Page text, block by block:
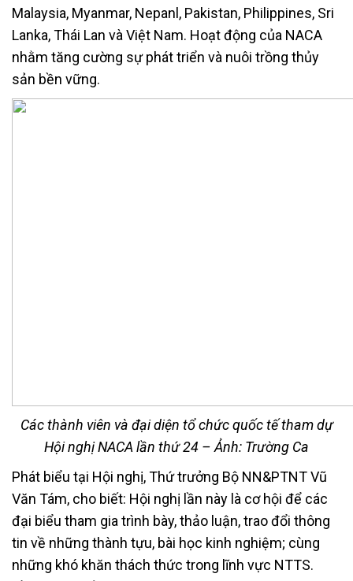
Malaysia, Myanmar, Nepanl, Pakistan, Philippines, Sri
Lanka, Thái Lan và Việt Nam. Hoạt động của NACA
nhằm tăng cường sự phát triển và nuôi trồng thủy
sản bền vững.
Các thành viên và đại diện tổ chức quốc tế tham dự
Hội nghị NACA lần thứ 24 – Ảnh: Trường Ca
Phát biểu tại Hội nghị, Thứ trưởng Bộ NN&PTNT Vũ
Văn Tám, cho biết: Hội nghị lần này là cơ hội để các
đại biểu tham gia trình bày, thảo luận, trao đổi thông
tin về những thành tựu, bài học kinh nghiệm; cùng
những khó khăn thách thức trong lĩnh vực NTTS.